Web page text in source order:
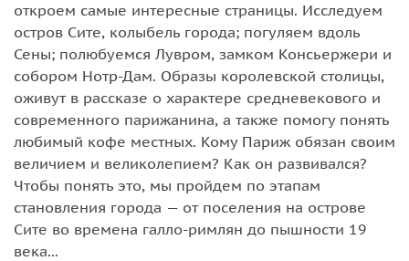
откроем самые интересные страницы. Исследуем
остров Сите, колыбель города; погуляем вдоль
Сены; полюбуемся Лувром, замком Консьержери и
собором Нотр-Дам. Образы королевской столицы,
оживут в рассказе о характере средневекового и
современного парижанина, а также помогу понять
любимый кофе местных. Кому Париж обязан своим
величием и великолепием? Как он развивался?
Чтобы понять это, мы пройдем по этапам
становления города — от поселения на острове
Сите во времена галло-римлян до пышности 19
века...